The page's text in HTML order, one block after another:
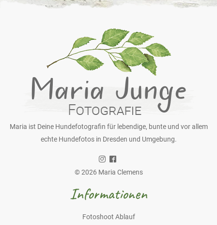
Maria ist Deine Hundefotografin für lebendige, bunte und vor allem
echte Hundefotos in Dresden und Umgebung.
© 2026 Maria Clemens
Informationen
Fotoshoot Ablauf